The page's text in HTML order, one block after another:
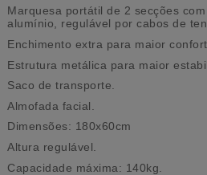
Marquesa portátil de 2 secções
alumínio, regulável por cabos de
Enchimento extra para maior
Estrutura metálica para maior
Saco de transporte.
Almofada facial.
Dimensões: 180x60cm
Altura regulável.
Capacidade máxima: 140kg.